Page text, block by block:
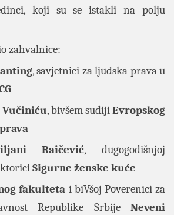
koji su se istakli na polju
zahvalnice:
, savjetnici za ljudska prava u
Vučiniću, bivšem sudijiEvropskog
Raičević, dugogodišnjoj
Sigurne ženske kuće
fakulteta i biVšoj Poverenici za
Republike SrbijeNeveni